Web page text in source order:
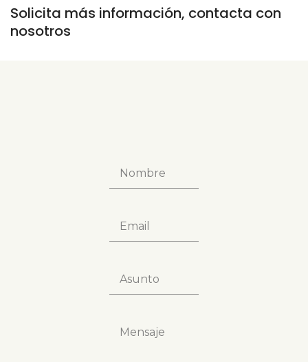
Solicita más información, contacta con
nosotros